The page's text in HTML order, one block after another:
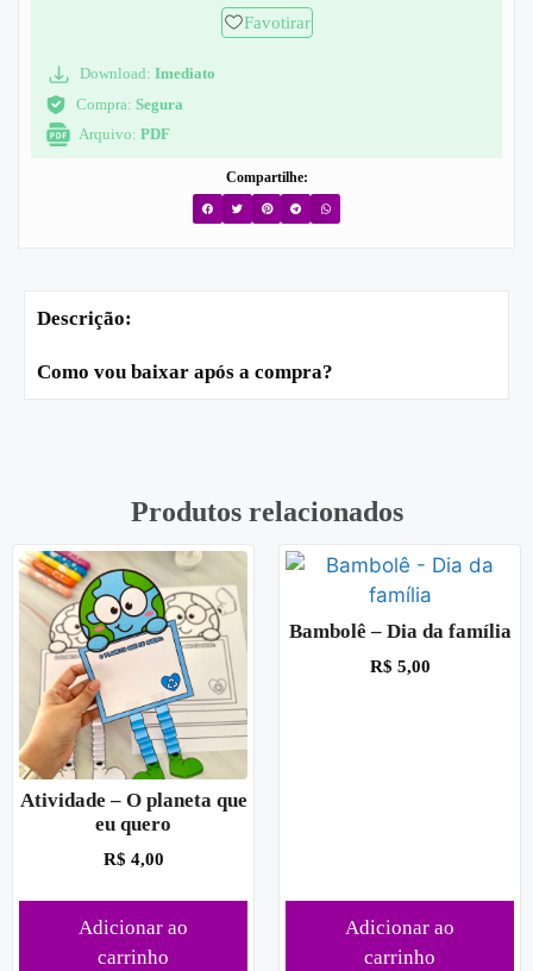
Favotirar
Download: Imediato
Compra: Segura
Arquivo: PDF
Compartilhe:
Descrição:
Como vou baixar após a compra?
Produtos relacionados
Atividade – O planeta que
eu quero
R$ 4,00
Adicionar ao
carrinho
Bambolê – Dia da família
R$ 5,00
Adicionar ao
carrinho